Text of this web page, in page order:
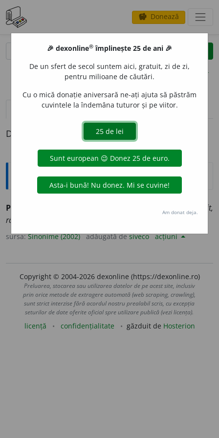
savings Donează
clear
opțiuni
definiții (1) pronunțievolume_up (26)
Definiția cu ID-ul 204584:
Sinonime
PUST
afurisit, blestemat, câinos, hain, îndrăcit,
rău, ticălos.
sursa:Sinonime (2002) adăugată desiveco acțiuni
Copyright © 2004-2026 dexonline (https://dexonline.ro)
Preluarea, stocarea sau utilizarea datelor de pe acest site, inclusiv
prin orice metode de extragere automată (web scraping, crawling),
sunt strict interzise fără acordul nostru prealabil scris, cu excepția
seturilor de date oferite oficial spre utilizare publică (vezi licența).
licență confidențialitate găzduit de Hosterion
🎉 dexonline® împlinește 25 de ani 🎉
De un sfert de secol suntem aici, gratuit, zi de zi,
pentru milioane de căutări.
Cu o mică donație aniversară ne-ați ajuta să păstrăm
cuvintele la îndemâna tuturor și pe viitor.
Am donat deja.